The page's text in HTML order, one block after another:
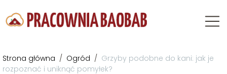
Strona główna / Ogród / Grzyby podobne do kani: jak je
rozpoznać i uniknąć pomyłek?